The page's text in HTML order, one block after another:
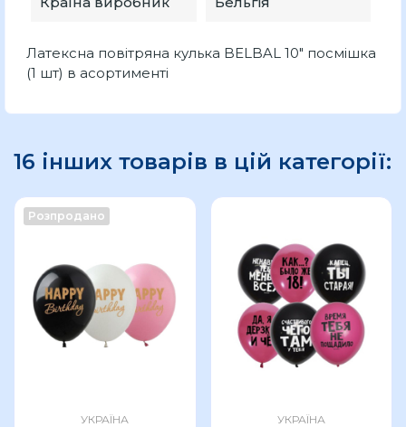
Латексна повітряна кулька BELBAL 10" посмішка
(1 шт) в асортименті
16 інших товарів в цій категорії:
Розпродано
УКРАЇНА УКРАЇНА